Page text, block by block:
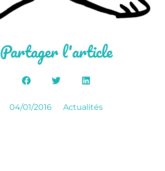
Partager l'article
04/01/2016 Actualités